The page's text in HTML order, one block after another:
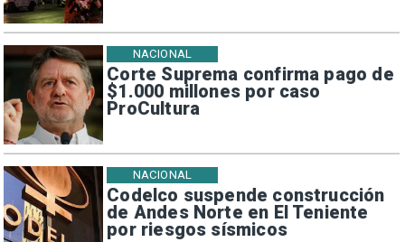
Corte Suprema confirma pago de
$1.000 millones por caso
ProCultura
NACIONAL
Codelco suspende construcción
de Andes Norte en El Teniente
por riesgos sísmicos
NACIONAL